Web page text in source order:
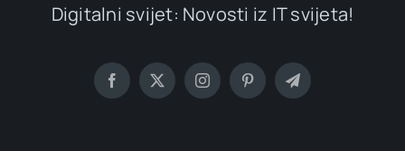
Digitalni svijet: Novosti iz IT svijeta!